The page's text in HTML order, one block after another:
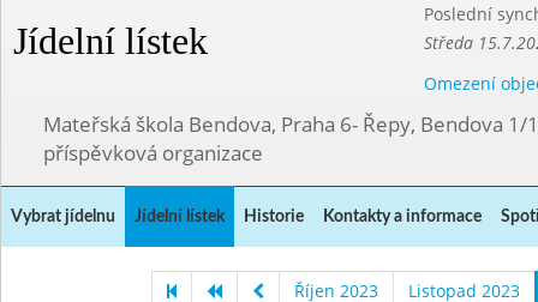
Jídelní lístek
Poslední
Středa
Omezení
Mateřská škola Bendova, Praha 6- Řepy, Bendova 1/
příspěvková organizace
Vybrat jídelnu Jídelní lístek Historie Kontakty a informace
Říjen 2023 Listopad 2023